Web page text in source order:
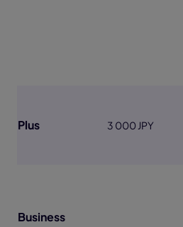
Plus 3 000 JPY
Business